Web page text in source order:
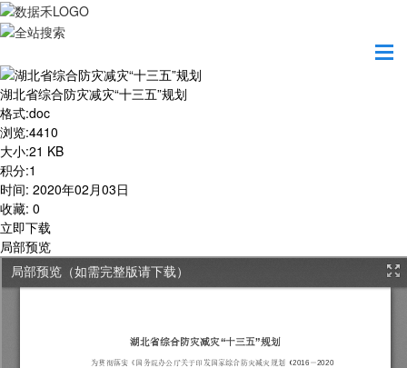
湖北省综合防灾减灾“十三五”规划
格式:doc
浏览:4410
大小:21 KB
积分:1
时间: 2020年02月03日
收藏: 0
立即下载
局部预览